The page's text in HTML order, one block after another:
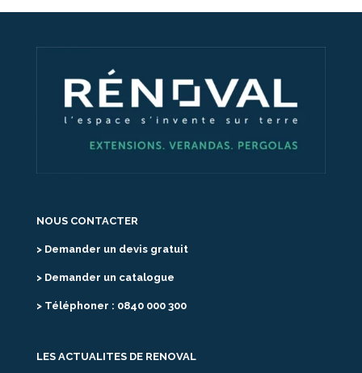
NOUS CONTACTER
> Demander un devis gratuit
> Demander un catalogue
> Téléphoner : 0840 000 300
LES ACTUALITES DE RENOVAL